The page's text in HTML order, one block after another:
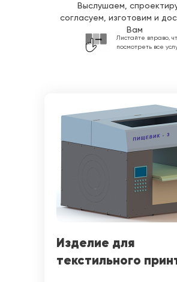
Выслушаем,
согласуем, изготовим и
Вам
Листайте вправо,
посмотреть все
Изделие для
текстильного